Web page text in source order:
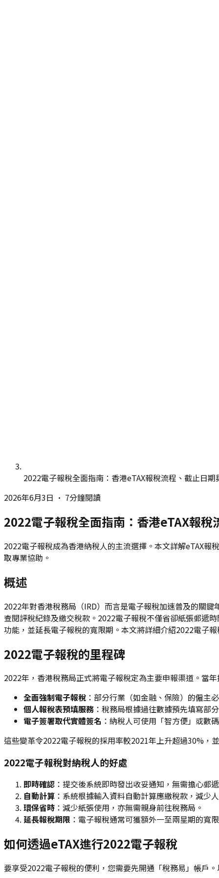
2022電子報稅全面指南：香港eTAX報稅流程、截止日
2026年6月3日 • 7分鐘閱讀
2022電子報稅全面指南：香港eTAX報
2022電子報稅成為香港納稅人的主流選擇。本文詳解eTAX
取專業協助。
概述
2022年對香港稅務局（IRD）而言是電子報稅加速普及的關
查閱評稅紀錄及繳交稅款。2022電子報稅不僅省卻紙張郵遞
功能，並延長電子報稅的寬限期。本文將詳細介紹2022電子
2022電子報稅的里程碑
2022年，香港稅務局正式將電子報稅定為主要申報渠道。當
全面強制電子報稅 ：部分行業（如金融、保險）的僱主
個人報稅表預填服務 ：稅務局根據過往數據預先填寫部
電子簽署取代實體簽名 ：納稅人可使用「智方便」或數
這些變革令2022電子報稅的採用率較2021年上升超過30%，
2022電子報稅對納稅人的好處
即時確認 ：提交後系統即時發出收妥通知，無需擔心郵
自動計算 ：系統根據輸入資料自動計算應繳稅款，減少
環保省時 ：減少紙張使用，亦無需親身前往稅務局。
延長報稅期限 ：電子報稅通常可獲額外一至兩星期的寬
如何透過eTAX進行2022電子報稅
要享受2022電子報稅的便利，您需要先開通「稅務易」帳戶